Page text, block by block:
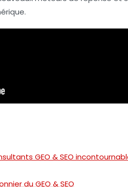
GEO & SEO
du GEO & SEO